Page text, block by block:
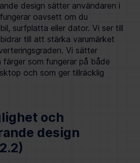
design sätter användaren i
oavsett om du
surfplatta eller dator. Vi ser till
till att stärka varumärket
Vi sätter
som fungerar på både
och som ger tillräcklig
och
design